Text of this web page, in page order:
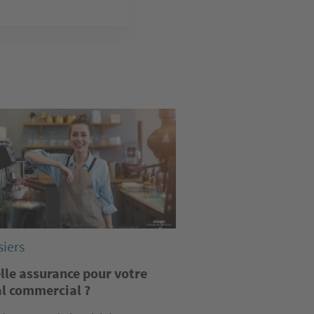
assurance pour votre
commercial ?